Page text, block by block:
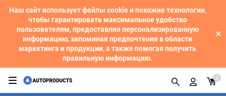
Наш сайт использует файлы cookie и похожие технологии,
чтобы гарантировать максимальное удобство
пользователям, предоставляя персонализированную
информацию, запоминая предпочтения в области
маркетинга и продукции, а также помогая получить
правильную информацию.
0